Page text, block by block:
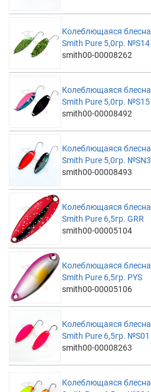
Колеблющаяся блесна
Smith Pure 5,0гр. №S14
smith00-00008262
Колеблющаяся блесна
Smith Pure 5,0гр. №S15
smith00-00008492
Колеблющаяся блесна
Smith Pure 5,0гр. №SN3
smith00-00008493
Колеблющаяся блесна
Smith Pure 6,5гр. GRR
smith00-00005104
Колеблющаяся блесна
Smith Pure 6,5гр. PYS
smith00-00005106
Колеблющаяся блесна
Smith Pure 6,5гр. №S01
smith00-00008263
Колеблющаяся блесна